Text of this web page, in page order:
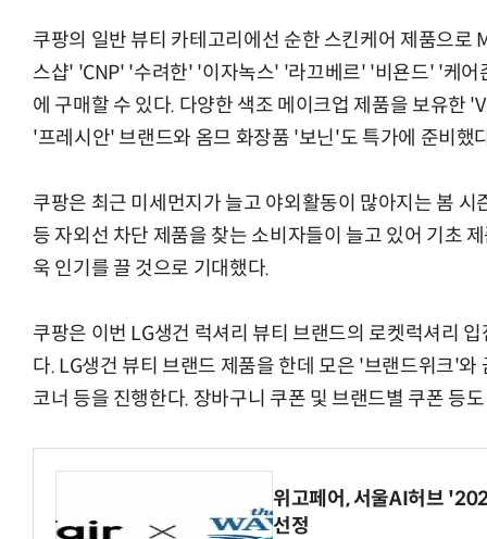
쿠팡의 일반 뷰티 카테고리에선 순한 스킨케어 제품으로
스샵' 'CNP' '수려한' '이자녹스' '라끄베르' '비욘드' '케어
에 구매할 수 있다. 다양한 색조 메이크업 제품을 보유한
'프레시안' 브랜드와 옴므 화장품 '보닌'도 특가에 준비했
쿠팡은 최근 미세먼지가 늘고 야외활동이 많아지는 봄
등 자외선 차단 제품을 찾는 소비자들이 늘고 있어 기초
욱 인기를 끌 것으로 기대했다.
쿠팡은 이번 LG생건 럭셔리 뷰티 브랜드의 로켓럭셔리
다. LG생건 뷰티 브랜드 제품을 한데 모은 '브랜드위크'
코너 등을 진행한다. 장바구니 쿠폰 및 브랜드별 쿠폰 등
위고페어, 서울AI허브
선정